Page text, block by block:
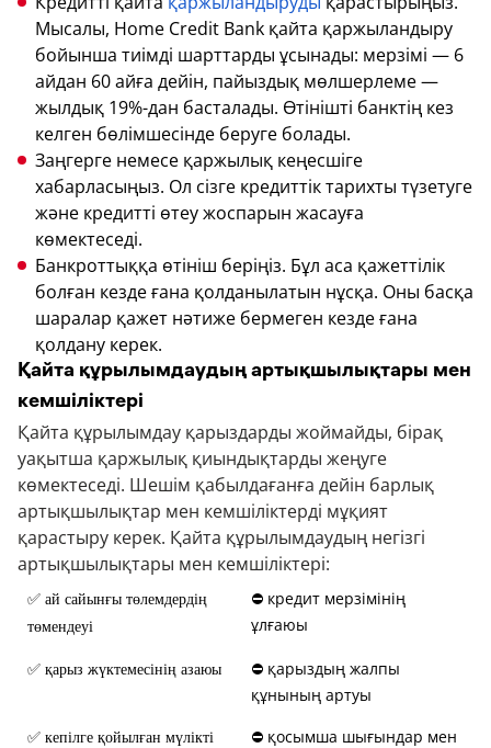
Мысалы, Home Credit Bank қайта қаржыландыру
бойынша тиімді шарттарды ұсынады: мерзімі — 6
айдан 60 айға дейін, пайыздық мөлшерлеме —
жылдық 19%-дан басталады. Өтінішті банктің кез
келген бөлімшесінде беруге болады.
Заңгерге немесе қаржылық кеңесшіге
хабарласыңыз. Ол сізге кредиттік тарихты түзетуге
және кредитті өтеу жоспарын жасауға
көмектеседі.
Банкроттыққа өтініш беріңіз. Бұл аса қажеттілік
болған кезде ғана қолданылатын нұсқа. Оны басқа
шаралар қажет нәтиже бермеген кезде ғана
қолдану керек.
Қайта құрылымдаудың артықшылықтары мен
кемшіліктері
Қайта құрылымдау қарыздарды жоймайды, бірақ
уақытша қаржылық қиындықтарды жеңуге
көмектеседі. Шешім қабылдағанға дейін барлық
артықшылықтар мен кемшіліктерді мұқият
қарастыру керек. Қайта құрылымдаудың негізгі
артықшылықтары мен кемшіліктері:
✅ ай сайынғы төлемдердің
төмендеуі
⛔ кредит мерзімінің
ұлғаюы
✅ қарыз жүктемесінің азаюы
⛔ қарыздың жалпы
құнының артуы
✅ кепілге қойылған мүлікті
⛔ қосымша шығындар мен